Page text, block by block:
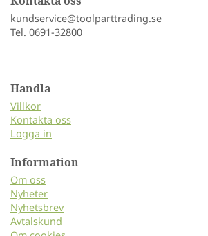
kundservice@toolparttrading.se
Tel. 0691-32800
Handla
Villkor
Kontakta oss
Logga in
Information
Om oss
Nyheter
Nyhetsbrev
Avtalskund